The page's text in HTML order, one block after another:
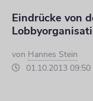
Eindrücke von
von Hannes Stein
01.10.2013